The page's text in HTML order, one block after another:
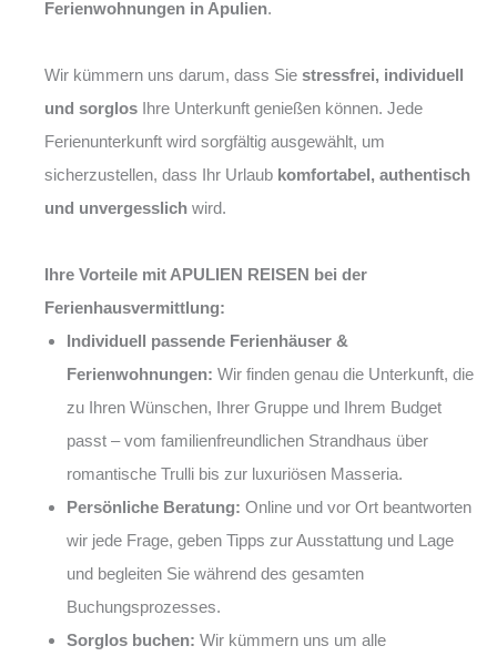
Ferienwohnungen in Apulien.
Wir kümmern uns darum, dass Sie stressfrei, individuell
und sorglos Ihre Unterkunft genießen können. Jede
Ferienunterkunft wird sorgfältig ausgewählt, um
sicherzustellen, dass Ihr Urlaub komfortabel, authentisch
und unvergesslich wird.
Ihre Vorteile mit APULIEN REISEN bei der
Ferienhausvermittlung:
Individuell passende Ferienhäuser &
Ferienwohnungen: Wir finden genau die Unterkunft, die
zu Ihren Wünschen, Ihrer Gruppe und Ihrem Budget
passt – vom familienfreundlichen Strandhaus über
romantische Trulli bis zur luxuriösen Masseria.
Persönliche Beratung: Online und vor Ort beantworten
wir jede Frage, geben Tipps zur Ausstattung und Lage
und begleiten Sie während des gesamten
Buchungsprozesses.
Sorglos buchen: Wir kümmern uns um alle